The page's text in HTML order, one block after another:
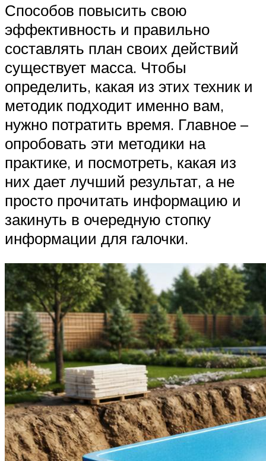
Способов повысить свою
эффективность и правильно
составлять план своих действий
существует масса. Чтобы
определить, какая из этих техник и
методик подходит именно вам,
нужно потратить время. Главное –
опробовать эти методики на
практике, и посмотреть, какая из
них дает лучший результат, а не
просто прочитать информацию и
закинуть в очередную стопку
информации для галочки.